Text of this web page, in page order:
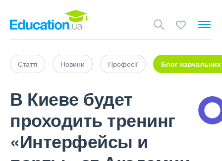
Статті Новини Професії Блог навчальних
В Киеве будет
проходить тренинг
«Интерфейсы и